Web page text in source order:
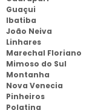
Guaçui
Ibatiba
João Neiva
Linhares
Marechal Floriano
Mimoso do Sul
Montanha
Nova Venecia
Pinheiros
Polatina